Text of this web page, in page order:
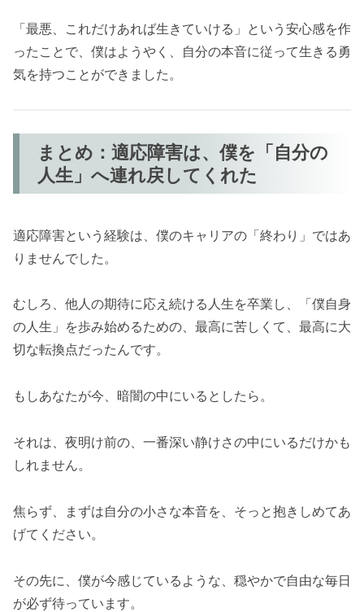
「最悪、これだけあれば生きていける」という安心感を作
ったことで、僕はようやく、自分の本音に従って生きる勇
気を持つことができました。
まとめ：適応障害は、僕を「自分の
人生」へ連れ戻してくれた
適応障害という経験は、僕のキャリアの「終わり」ではあ
りませんでした。
むしろ、他人の期待に応え続ける人生を卒業し、「僕自身
の人生」を歩み始めるための、最高に苦しくて、最高に大
切な転換点だったんです。
もしあなたが今、暗闇の中にいるとしたら。
それは、夜明け前の、一番深い静けさの中にいるだけかも
しれません。
焦らず、まずは自分の小さな本音を、そっと抱きしめてあ
げてください。
その先に、僕が今感じているような、穏やかで自由な毎日
が必ず待っています。